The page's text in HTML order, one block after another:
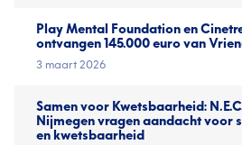
Play Mental Foundation en
ontvangen 145.000 euro van
3 maart 2026
Samen voor Kwetsbaarheid:
Nijmegen vragen aandacht voor
en kwetsbaarheid